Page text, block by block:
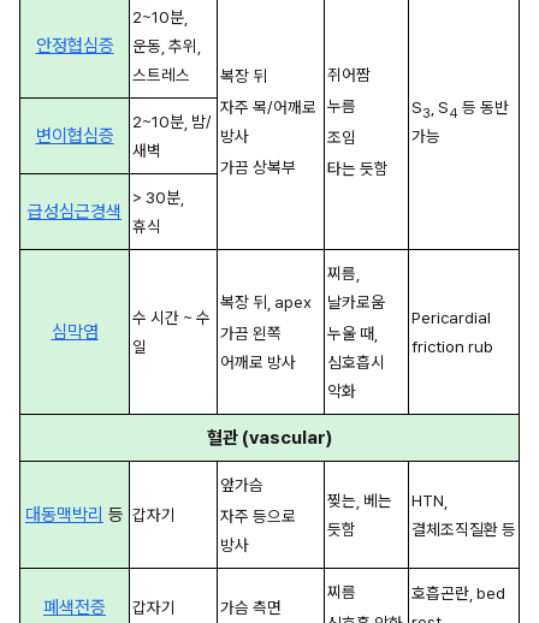
안정협심증
2~10분,
운동, 추위,
스트레스
복장 뒤
자주 목/어깨로
방사
가끔 상복부
쥐어짬
누름
조임
타는 듯함
S3 , S4 등 동반
가능
변이협심증
2~10분, 밤/
새벽
급성심근경색
> 30분,
휴식
심막염
수 시간 ~ 수
일
복장 뒤, apex
가끔 왼쪽
어깨로 방사
찌름,
날카로움
누울 때,
심호흡시
악화
Pericardial
friction rub
혈관 (vascular)
대동맥박리 등 갑자기
앞가슴
자주 등으로
방사
찢는, 베는
듯함
HTN,
결체조직질환 등
폐색전증 갑자기 가슴 측면
찌름
호흡곤란, bed